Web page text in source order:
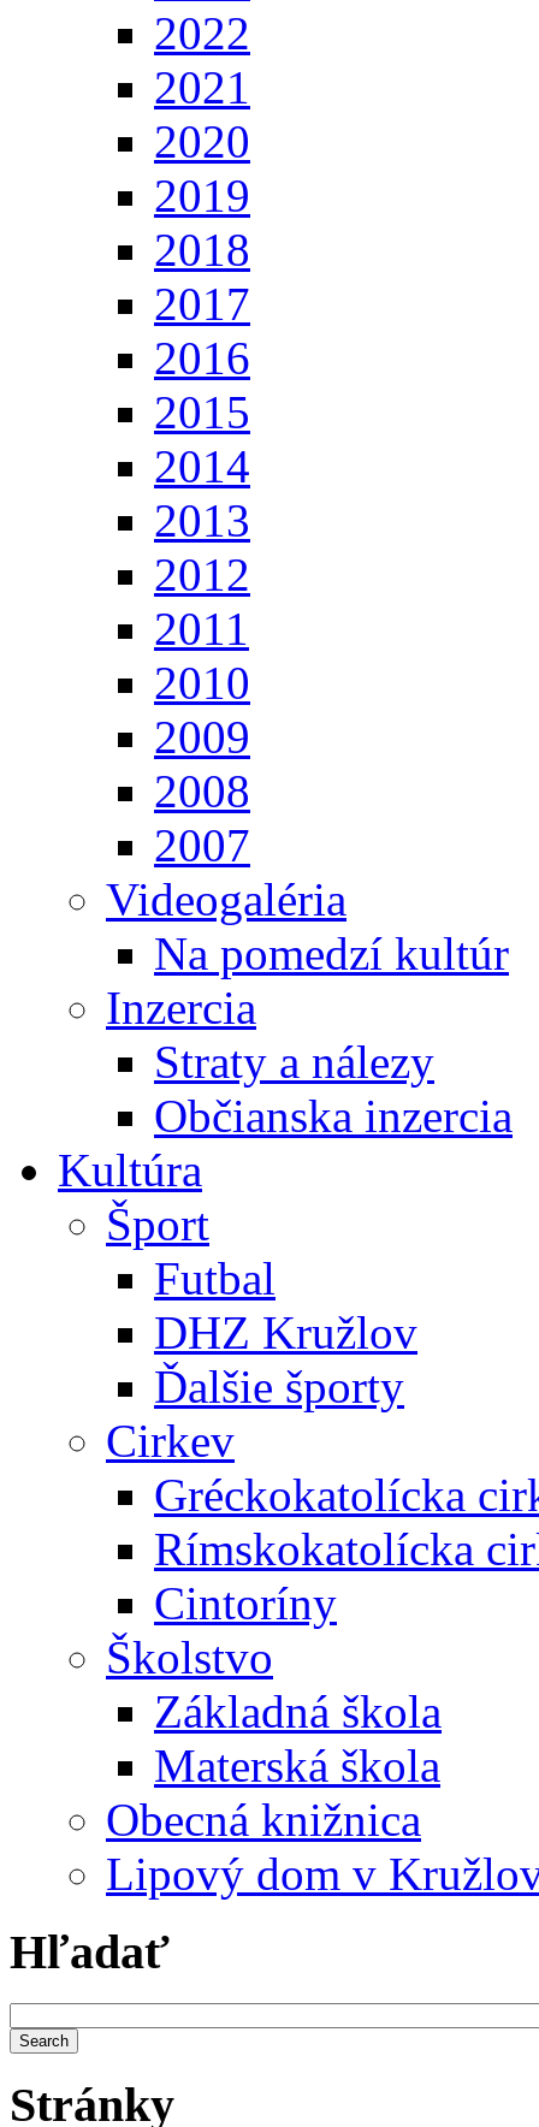
2022
2021
2020
2019
2018
2017
2016
2015
2014
2013
2012
2011
2010
2009
2008
2007
Videogaléria
Na pomedzí kultúr
Inzercia
Straty a nálezy
Občianska inzercia
Kultúra
Šport
Futbal
DHZ Kružlov
Ďalšie športy
Cirkev
Gréckokatolícka
Rímskokatolícka
Cintoríny
Školstvo
Základná škola
Materská škola
Obecná knižnica
Lipový dom v
Hľadať
Stránky